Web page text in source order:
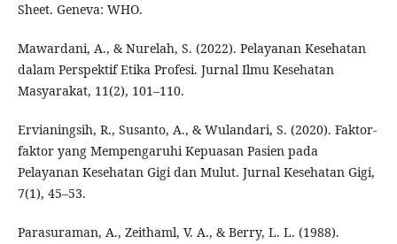
Sheet. Geneva: WHO.
Mawardani, A., & Nurelah, S. (2022). Pelayanan Kesehatan
dalam Perspektif Etika Profesi. Jurnal Ilmu Kesehatan
Masyarakat, 11(2), 101–110.
Ervianingsih, R., Susanto, A., & Wulandari, S. (2020). Faktor-
faktor yang Mempengaruhi Kepuasan Pasien pada
Pelayanan Kesehatan Gigi dan Mulut. Jurnal Kesehatan Gigi,
7(1), 45–53.
Parasuraman, A., Zeithaml, V. A., & Berry, L. L. (1988).